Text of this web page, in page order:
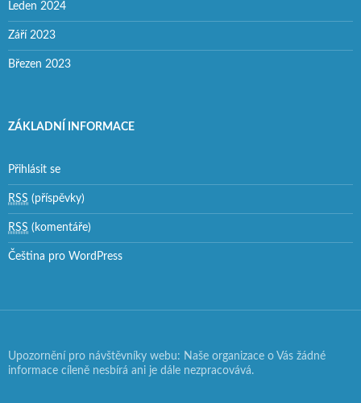
Leden 2024
Září 2023
Březen 2023
ZÁKLADNÍ INFORMACE
Přihlásit se
RSS (příspěvky)
RSS (komentáře)
Čeština pro WordPress
Upozornění pro návštěvníky webu: Naše organizace o Vás žádné
informace cíleně nesbírá ani je dále nezpracovává.